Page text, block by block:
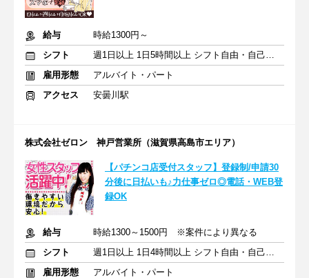
給与
時給1300円～
シフト
週1日以上 1日5時間以上 シフト自由・自己申告
雇用形態
アルバイト・パート
アクセス
安曇川駅
株式会社ゼロン 神戸営業所（滋賀県高島市エリア）
【パチンコ店受付スタッフ】登録制/申請30
分後に日払いも♪力仕事ゼロ◎電話・WEB登
録OK
給与
時給1300～1500円 ※案件により異なる
シフト
週1日以上 1日4時間以上 シフト自由・自己申告
雇用形態
アルバイト・パート